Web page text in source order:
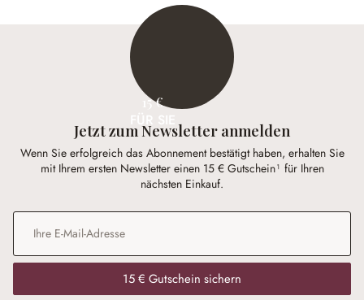
15 €
Jetzt zum Newsletter anmelden
Wenn Sie erfolgreich das Abonnement bestätigt haben, erhalten Sie
mit Ihrem ersten Newsletter einen 15 € Gutschein¹ für Ihren
nächsten Einkauf.
E-Mail-Adresse
15 € Gutschein sichern